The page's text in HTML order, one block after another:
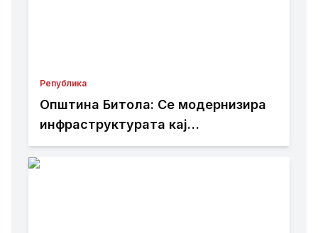
Република
Општина Битола: Се модернизира
инфраструктурата кај
Здравствениот дом